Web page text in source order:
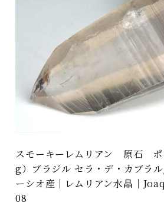
スモーキーレムリアン 原石 ポ
g）ブラジル セラ・デ・カブラ
ーシオ産｜レムリアン水晶｜
08